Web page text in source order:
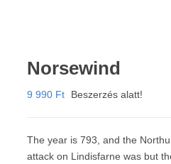
Norsewind
9 990 Ft Beszerzés alatt!
The year is 793, and the
attack on Lindisfarne was but